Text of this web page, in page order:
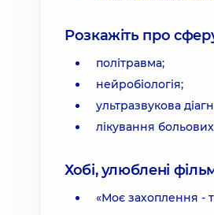
Розкажіть про
політравма;
нейробіологія;
ультразвукова
лікування больових
Хобі, улюблені
«Моє захоплення -